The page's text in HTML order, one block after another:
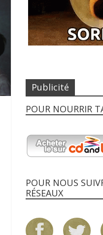
Publicité
POUR NOURRIR
POUR NOUS
RÉSEAUX